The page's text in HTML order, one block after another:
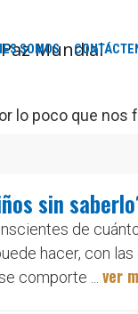
SOMOS
lo poco que nos
sin
de
hacer, con
comporte ... ver